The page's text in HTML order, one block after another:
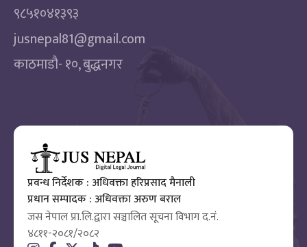
९८५१०४१३९३
jusnepal81@gmail.com
काठमाडाै‌- १०, बुद्धनगर
प्रवन्ध निर्देशक : अधिवक्ता हरिप्रसाद मैनाली
प्रधान सम्पादक : अधिवक्ता अरुण बराल
जस नेपाल प्रा.लि.द्वारा सञ्चालित सूचना विभाग द.नं.
४८११-२०८१/२०८२